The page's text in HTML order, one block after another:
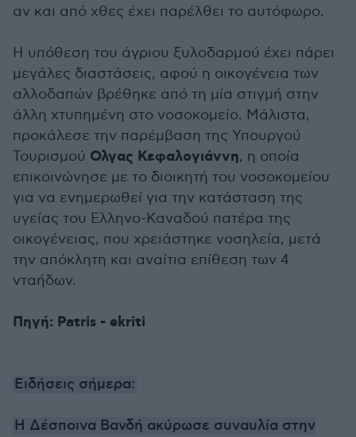
αν και από χθες έχει παρέλθει το αυτόφωρο.
Η υπόθεση του άγριου ξυλοδαρμού έχει πάρει
μεγάλες διαστάσεις, αφού η οικογένεια των
αλλοδαπών βρέθηκε από τη μία στιγμή στην
άλλη χτυπημένη στο νοσοκομείο. Μάλιστα,
προκάλεσε την παρέμβαση της Υπουργού
Τουρισμού Ολγας Κεφαλογιάννη, η οποία
επικοινώνησε με το διοικητή του νοσοκομείου
για να ενημερωθεί για την κατάσταση της
υγείας του Ελληνο-Καναδού πατέρα της
οικογένειας, που χρειάστηκε νοσηλεία, μετά
την απόκλητη και αναίτια επίθεση των 4
νταήδων.
Πηγή: Patris - ekriti
Ειδήσεις σήμερα:
H Δέσποινα Βανδή ακύρωσε συναυλία στην